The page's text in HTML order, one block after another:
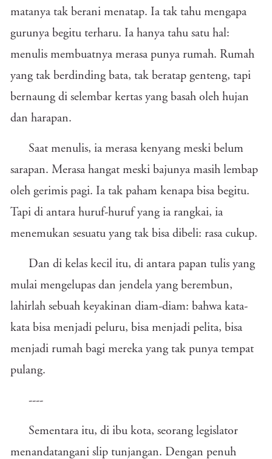
matanya tak berani menatap. Ia tak tahu mengapa
gurunya begitu terharu. Ia hanya tahu satu hal:
menulis membuatnya merasa punya rumah. Rumah
yang tak berdinding bata, tak beratap genteng, tapi
bernaung di selembar kertas yang basah oleh hujan
dan harapan.
Saat menulis, ia merasa kenyang meski belum
sarapan. Merasa hangat meski bajunya masih lembap
oleh gerimis pagi. Ia tak paham kenapa bisa begitu.
Tapi di antara huruf-huruf yang ia rangkai, ia
menemukan sesuatu yang tak bisa dibeli: rasa cukup.
Dan di kelas kecil itu, di antara papan tulis yang
mulai mengelupas dan jendela yang berembun,
lahirlah sebuah keyakinan diam-diam: bahwa kata-
kata bisa menjadi peluru, bisa menjadi pelita, bisa
menjadi rumah bagi mereka yang tak punya tempat
pulang.
----
Sementara itu, di ibu kota, seorang legislator
menandatangani slip tunjangan. Dengan penuh